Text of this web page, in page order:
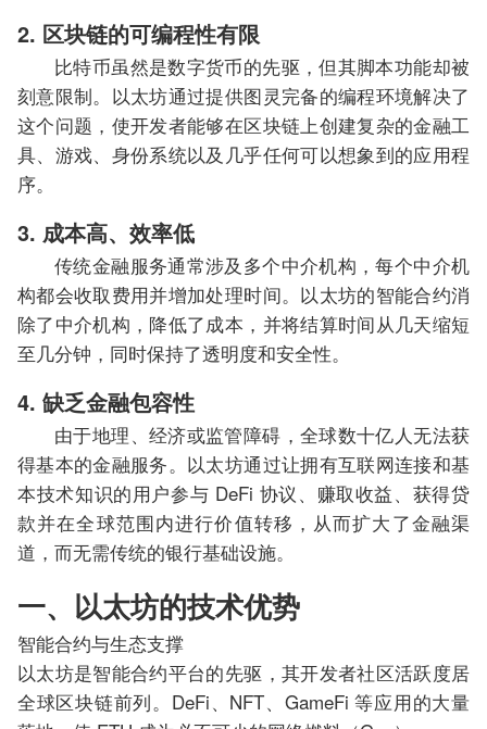
2. 区块链的可编程性有限
比特币虽然是数字货币的先驱，但其脚本功能却被
刻意限制。以太坊通过提供图灵完备的编程环境解决了
这个问题，使开发者能够在区块链上创建复杂的金融工
具、游戏、身份系统以及几乎任何可以想象到的应用程
序。
3. 成本高、效率低
传统金融服务通常涉及多个中介机构，每个中介机
构都会收取费用并增加处理时间。以太坊的智能合约消
除了中介机构，降低了成本，并将结算时间从几天缩短
至几分钟，同时保持了透明度和安全性。
4. 缺乏金融包容性
由于地理、经济或监管障碍，全球数十亿人无法获
得基本的金融服务。以太坊通过让拥有互联网连接和基
本技术知识的用户参与 DeFi 协议、赚取收益、获得贷
款并在全球范围内进行价值转移，从而扩大了金融渠
道，而无需传统的银行基础设施。
一、以太坊的技术优势
智能合约与生态支撑
以太坊是智能合约平台的先驱，其开发者社区活跃度居
全球区块链前列。DeFi、NFT、GameFi 等应用的大量